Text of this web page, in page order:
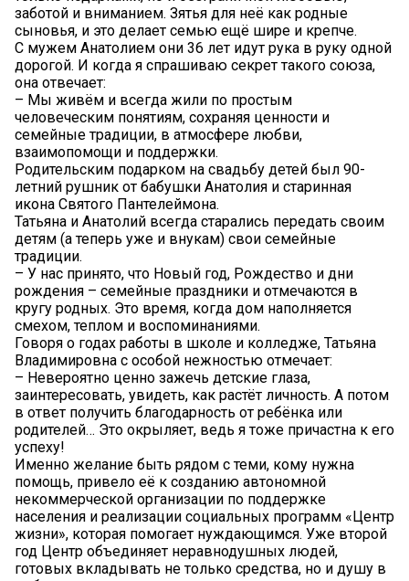
заботой и вниманием. Зятья для неё как родные
сыновья, и это делает семью ещё шире и крепче.
С мужем Анатолием они 36 лет идут рука в руку одной
дорогой. И когда я спрашиваю секрет такого союза,
она отвечает:
– Мы живём и всегда жили по простым
человеческим понятиям, сохраняя ценности и
семейные традиции, в атмосфере любви,
взаимопомощи и поддержки.
Родительским подарком на свадьбу детей был 90-
летний рушник от бабушки Анатолия и старинная
икона Святого Пантелеймона.
Татьяна и Анатолий всегда старались передать своим
детям (а теперь уже и внукам) свои семейные
традиции.
– У нас принято, что Новый год, Рождество и дни
рождения – семейные праздники и отмечаются в
кругу родных. Это время, когда дом наполняется
смехом, теплом и воспоминаниями.
Говоря о годах работы в школе и колледже, Татьяна
Владимировна с особой нежностью отмечает:
– Невероятно ценно зажечь детские глаза,
заинтересовать, увидеть, как растёт личность. А потом
в ответ получить благодарность от ребёнка или
родителей… Это окрыляет, ведь я тоже причастна к его
успеху!
Именно желание быть рядом с теми, кому нужна
помощь, привело её к созданию автономной
некоммерческой организации по поддержке
населения и реализации социальных программ «Центр
жизни», которая помогает нуждающимся. Уже второй
год Центр объединяет неравнодушных людей,
готовых вкладывать не только средства, но и душу в